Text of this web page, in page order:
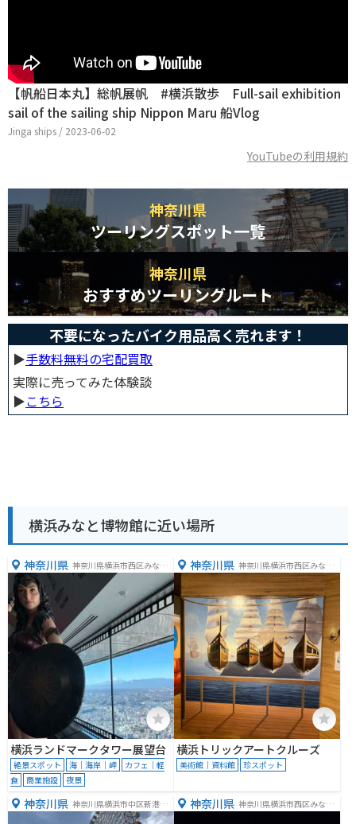
【帆船日本丸】総帆展帆 #横浜散歩 Full-sail exhibition
sail of the sailing ship Nippon Maru 船Vlog
Jinga ships / 2023-06-02
YouTubeの利用規約
神奈川県
ツーリングスポット一覧
神奈川県
おすすめツーリングルート
不要になったバイク用品高く売れます！
▶︎手数料無料の宅配買取
実際に売ってみた体験談
▶︎こちら
横浜みなと博物館に近い場所
神奈川県 神奈川県横浜市西区みなと
みらい２丁目２−１
横浜ランドマークタワー展望台
絶景スポット 海｜海岸｜岬
カフェ｜軽
食
商業施設 夜景
神奈川県 神奈川県横浜市西区みなと
みらい２丁目２−１
横浜トリックアートクルーズ
美術館｜資料館 珍スポット
神奈川県 神奈川県横浜市中区新港２
丁目８−１
神奈川県 神奈川県横浜市西区みなと